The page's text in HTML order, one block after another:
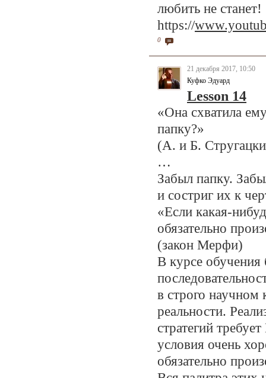
любить не станет!
https://
0
21 декабря 2017, 10:50
Куфко Эдуард
Lesson 14
«Она схватила
папку?»
(А. и Б.
…
Забыл папку.
и состриг их к
«Если какая-
обязательно
(закон Мерфи)
В курсе обучения
в строго научном
реальности.
стратегий
условия очень
обязательно